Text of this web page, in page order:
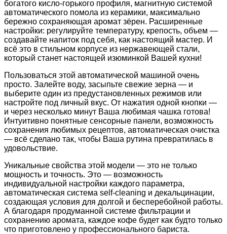
богатого кисло-горького профиля, магнитную системой
автоматического помола из керамики, максимально
бережно сохраняющая аромат зёрен. Расширенные
настройки: регулируйте температуру, крепость, объем —
создавайте напиток под себя, как настоящий мастер. И
всё это в стильном корпусе из нержавеющей стали,
который станет настоящей изюминкой Вашей кухни!
Пользоваться этой автоматической машиной очень
просто. Залейте воду, засыпьте свежие зерна — и
выберите один из предустановленных режимов или
настройте под личный вкус. От нажатия одной кнопки —
и через несколько минут Ваша любимая чашка готова!
Интуитивно понятные сенсорные панели, возможность
сохранения любимых рецептов, автоматическая очистка
— всё сделано так, чтобы Ваша рутина превратилась в
удовольствие.
Уникальные свойства этой модели — это не только
мощность и точность. Это — возможность
индивидуальной настройки каждого параметра,
автоматическая система self-cleaning и декальцинации,
создающая условия для долгой и бесперебойной работы.
А благодаря продуманной системе фильтрации и
сохранению аромата, каждое кофе будет как будто только
что приготовлено у профессионального бариста.